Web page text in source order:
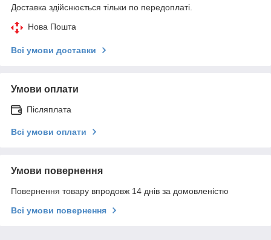
Доставка здійснюється тільки по передоплаті.
Нова Пошта
Всі умови доставки
Умови оплати
Післяплата
Всі умови оплати
Умови повернення
Повернення товару впродовж 14 днів за домовленістю
Всі умови повернення